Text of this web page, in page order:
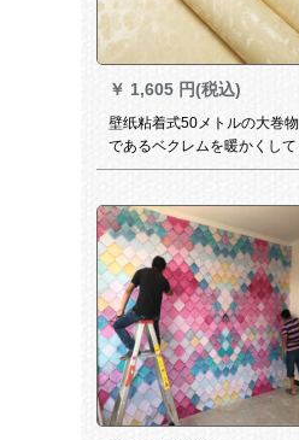
￥ 1,605 円(税込)
壁纸粘着式50メトルの大巻物
であるベクレムを暖かくして
贷し住宅の部屋を改造するシ
ウォーカーの黄色のベクレン
50メトル特大